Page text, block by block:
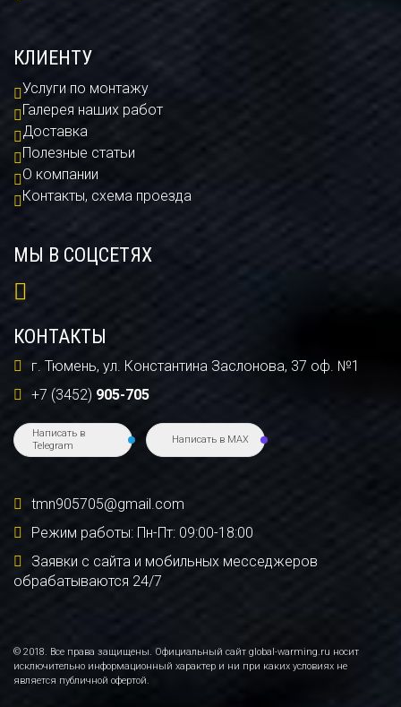
КЛИЕНТУ
Услуги по монтажу
Галерея наших работ
Доставка
Полезные статьи
О компании
Контакты, схема проезда
МЫ В СОЦСЕТЯХ
КОНТАКТЫ
г. Тюмень, ул. Константина Заслонова, 37 оф. №1
+7 (3452) 905-705
Написать в
Telegram
Написать в MAX
tmn905705@gmail.com
Режим работы: Пн-Пт: 09:00-18:00
Заявки с сайта и мобильных месседжеров
обрабатываются 24/7
© 2018. Все права защищены. Официальный сайт global-warming.ru носит
исключительно информационный характер и ни при каких условиях не
является публичной офертой.